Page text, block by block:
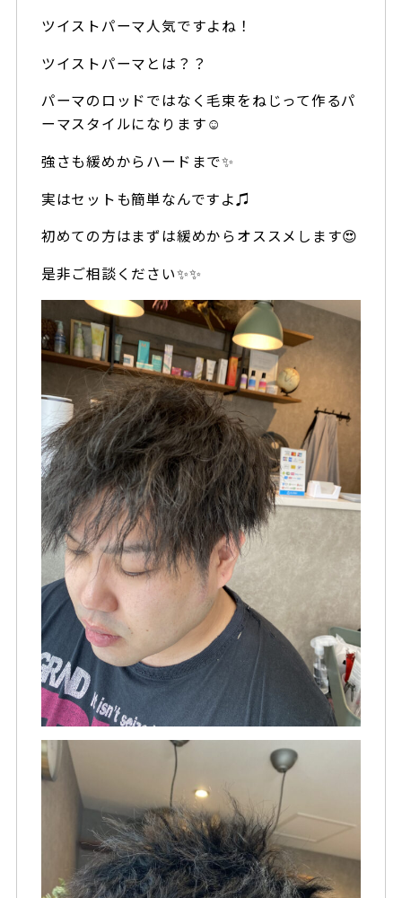
ツイストパーマ人気ですよね！
ツイストパーマとは？？
パーマのロッドではなく毛束をねじって作るパ
ーマスタイルになります☺️
強さも緩めからハードまで✨
実はセットも簡単なんですよ♫
初めての方はまずは緩めからオススメします😍
是非ご相談ください✨✨